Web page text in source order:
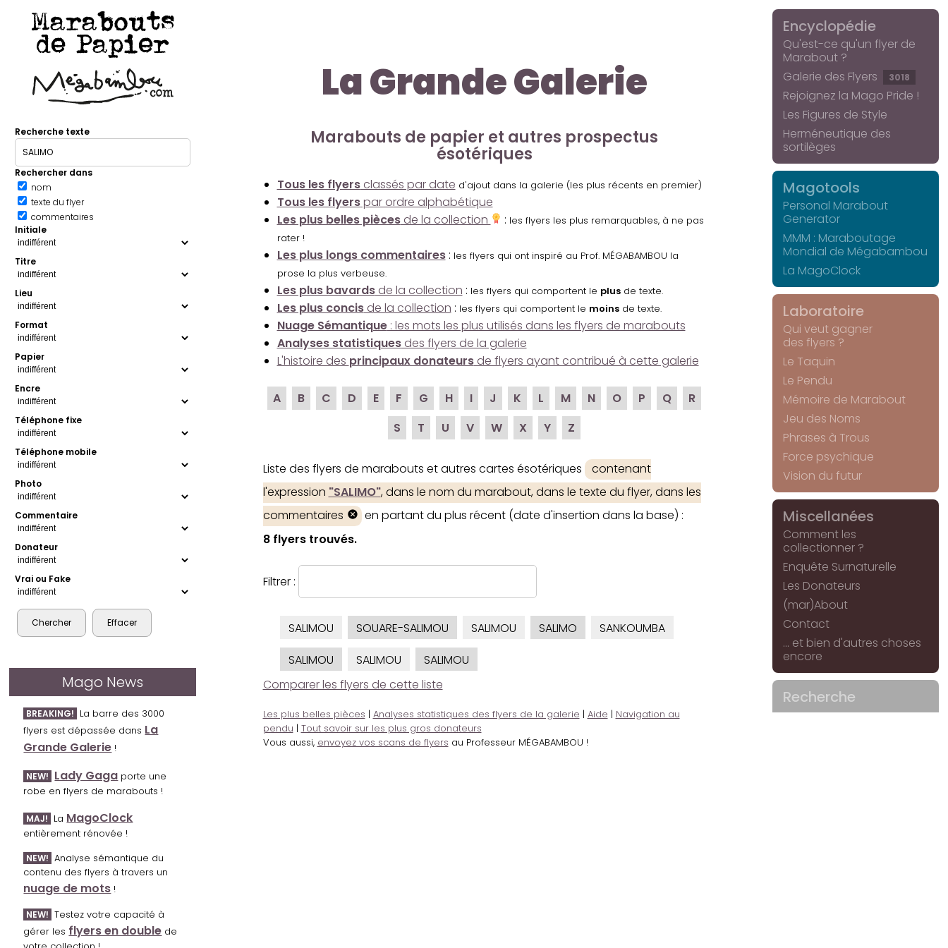
Marabouts
de Papier
Recherche texte
Rechercher dans
nom
texte du flyer
commentaires
Initiale
Titre
Lieu
Format
Papier
Encre
Téléphone fixe
Téléphone mobile
Photo
Commentaire
Donateur
Vrai ou Fake
Mago News
BREAKING! La barre des 3000
flyers est dépassée dans La
Grande Galerie !
NEW! Lady Gaga porte une
robe en flyers de marabouts !
MAJ! La MagoClock
entièrement rénovée !
NEW! Analyse sémantique du
contenu des flyers à travers un
nuage de mots !
NEW! Testez votre capacité à
gérer les flyers en double de
La Grande Galerie
Marabouts de papier et autres prospectus
ésotériques
Tous les flyersclassés par date d'ajout dans la galerie (les plus récents en premier)
Tous les flyerspar ordre alphabétique
Les plus belles piècesde la collection : les flyers les plus remarquables, à ne pas
rater !
Les plus longs commentaires: les flyers qui ont inspiré au Prof. MÉGABAMBOU la
prose la plus verbeuse.
Les plus bavardsde la collection : les flyers qui comportent le plusde texte.
Les plus concisde la collection : les flyers qui comportent le moinsde texte.
Nuage Sémantique: les mots les plus utilisés dans les flyers de marabouts
Analyses statistiquesdes flyers de la galerie
L'histoire des principaux donateursde flyers ayant contribué à cette galerie
A B C D E F G H I J K L M N O P Q
R
S
T U V W X Y Z
Liste des flyers de marabouts et autres cartes ésotériques
contenant
l'expression "SALIMO", dans le nom du marabout, dans le texte du flyer, dans les
commentaires
en partant du plus récent (date d'insertion dans la base) :
8 flyers trouvés.
Filtrer :
SALIMOU SOUARE-SALIMOU SALIMOU SALIMO
SANKOUMBA
SALIMOU
SALIMOU
SALIMOU
Comparer les flyers de cette liste
Les plus belles pièces | Analyses statistiques des flyers de la galerie | Aide | Navigation au
pendu | Tout savoir sur les plus gros donateurs
Vous aussi, envoyez vos scans de flyers au Professeur MÉGABAMBOU !
Encyclopédie
Qu'est-ce qu'un flyer de
Marabout ?
Galerie des Flyers
3018
Rejoignez la Mago Pride !
Les Figures de Style
Herméneutique des
sortilèges
Magotools
Personal Marabout
Generator
MMM : Maraboutage
Mondial de Mégabambou
La MagoClock
Laboratoire
Qui veut gagner
des flyers ?
Le Taquin
Le Pendu
Mémoire de Marabout
Jeu des Noms
Phrases à Trous
Force psychique
Vision du futur
Miscellanées
Comment les
collectionner ?
Enquête Surnaturelle
Les Donateurs
(mar)About
Contact
... et bien d'autres choses
encore
Recherche